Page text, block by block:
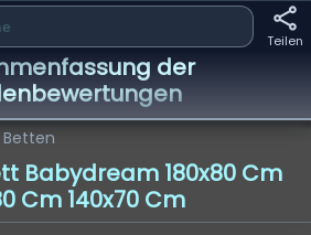
Teilen
der
Betten
Babydream 180x80 Cm
Cm 140x70 Cm